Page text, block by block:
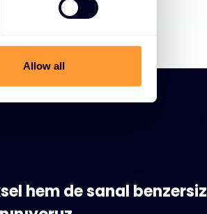
Allow all
hem de sanal benzersiz